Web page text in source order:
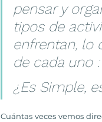
pensar y
tipos de
enfrentan, lo
de cada uno :
¿Es Simple,
Cuántas veces vemos